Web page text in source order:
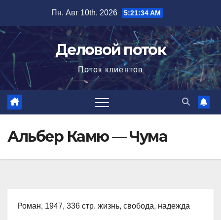
содержимому
Пн. Авг 10th, 2026 5:21:36 AM
Деловой поток
Поток клиентов
Альбер Камю — Чума
Роман, 1947, 336 стр. жизнь, свобода, надежда